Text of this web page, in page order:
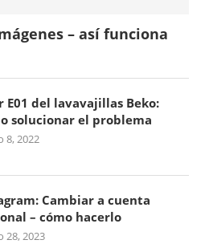
– así funciona
E01 del lavavajillas Beko:
solucionar el problema
8, 2022
Cambiar a cuenta
– cómo hacerlo
28, 2023